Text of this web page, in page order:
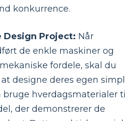
konkurrence.
Design Project: Når
de enkle maskiner og
fordele, skal du
designe deres egen
bruge hverdagsmaterialer
der demonstrerer de